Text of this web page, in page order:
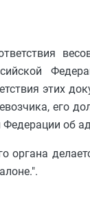
этих
его
об